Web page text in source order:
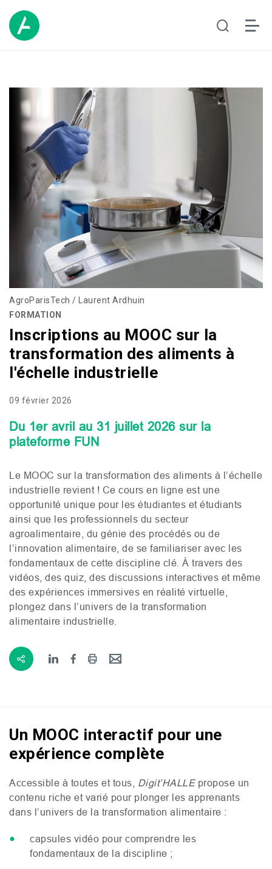
AgroParisTech / Laurent Ardhuin
FORMATION
Inscriptions au MOOC sur la
transformation des aliments à
l'échelle industrielle
09 février 2026
Du 1er avril au 31 juillet 2026 sur la
plateforme FUN
Le MOOC sur la transformation des aliments à l’échelle
industrielle revient ! Ce cours en ligne est une
opportunité unique pour les étudiantes et étudiants
ainsi que les professionnels du secteur
agroalimentaire, du génie des procédés ou de
l’innovation alimentaire, de se familiariser avec les
fondamentaux de cette discipline clé. À travers des
vidéos, des quiz, des discussions interactives et même
des expériences immersives en réalité virtuelle,
plongez dans l’univers de la transformation
alimentaire industrielle.
Un MOOC interactif pour une
expérience complète
Accessible à toutes et tous, Digit’HALLEpropose un
contenu riche et varié pour plonger les apprenants
dans l’univers de la transformation alimentaire :
capsules vidéo pour comprendre les
fondamentaux de la discipline ;